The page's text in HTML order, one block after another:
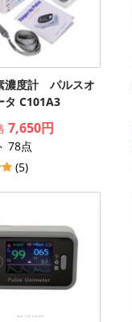
濃度計 パルスオ
タ C101A3
7,650円
78点
(5)